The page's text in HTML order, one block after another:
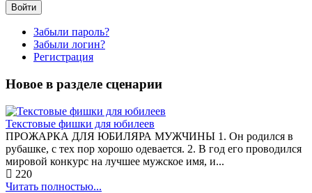
Войти
Забыли пароль?
Забыли логин?
Регистрация
Новое в разделе сценарии
Текстовые фишки для юбилеев
ПРОЖАРКА ДЛЯ ЮБИЛЯРА МУЖЧИНЫ 1. Он родился в
рубашке, с тех пор хорошо одевается. 2. В год его проводился
мировой конкурс на лучшее мужское имя, и...
220
Читать полностью...